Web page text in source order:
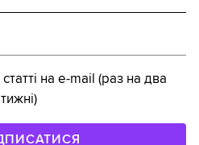
на e-mail (раз на два
тижні)